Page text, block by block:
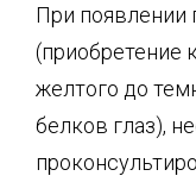
При появлении
(приобретение
желтого до
белков глаз),